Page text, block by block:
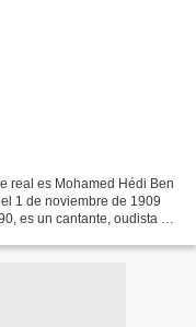
1 de noviembre de 1909
es un cantante, oudista y